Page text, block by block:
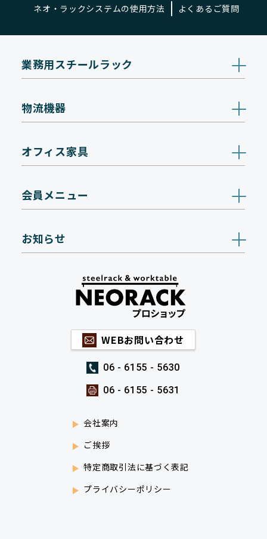
ネオ・ラックシステムの使用方法
よくあるご質問
業務用スチールラック
物流機器
オフィス家具
会員メニュー
お知らせ
WEBお問い合わせ
06 - 6155 - 5630
06 - 6155 - 5631
会社案内
ご挨拶
特定商取引法に基づく表記
プライバシーポリシー